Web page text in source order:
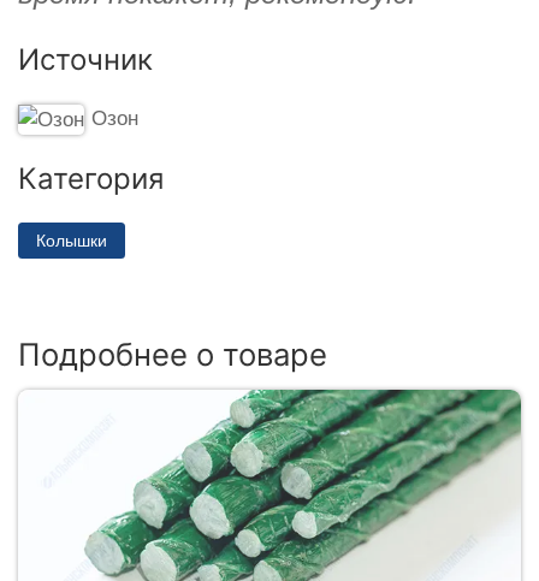
Источник
Озон
Категория
Колышки
Подробнее о товаре